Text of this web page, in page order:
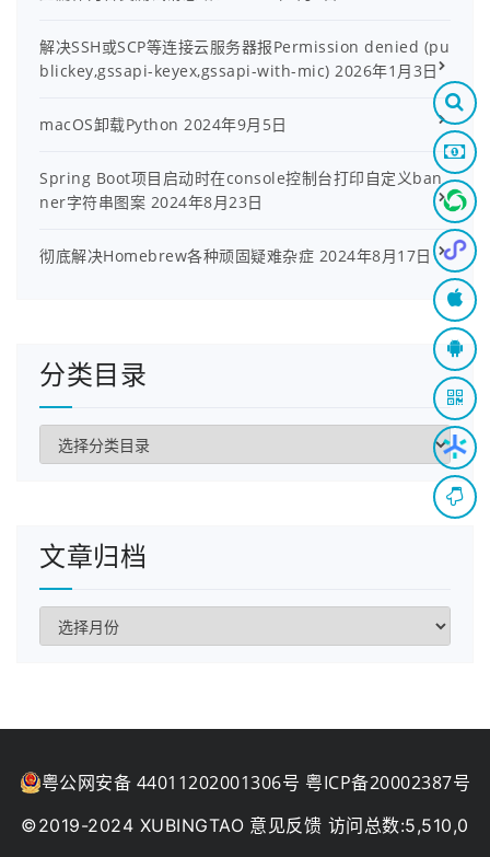
更多相关内容请访问：腾讯云APP备案、使用阿里
本文由：分享录 xbt
解释(((1 + Math.random()) * 0x10000) | 0).t
2019: 虞美人(0)
解决SSH或SCP等连接云服务器报Permission denied (pu
blickey,gssapi-keyex,gssapi-with-mic) 2026年1月3日
macOS卸载Python 2024年9月5日
Spring Boot项目启动时在console控制台打印自定义ban
ner字符串图案 2024年8月23日
彻底解决Homebrew各种顽固疑难杂症 2024年8月17日
分类目录
类
文章归档
章
粤公网安备 44011202001306号 粤ICP备20002387号
©2019-2024 XUBINGTAO 意见反馈 访问总数:5,510,0